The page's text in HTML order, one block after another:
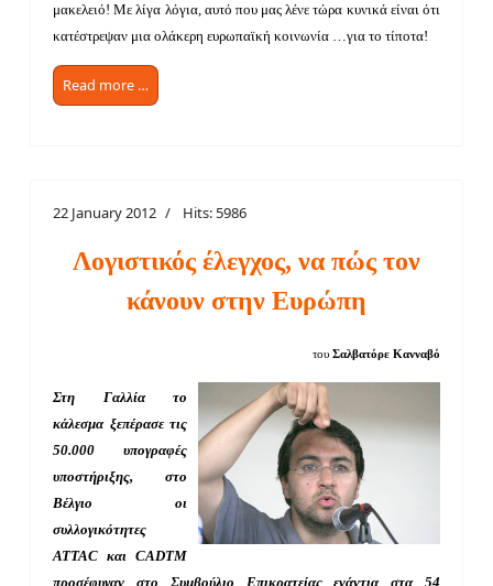
μακελειό! Με λίγα λόγια, αυτό που μας λένε τώρα κυνικά είναι ότι
κατέστρεψαν μια ολάκερη ευρωπαϊκή κοινωνία …για το τίποτα!
Read more …
22 January 2012 Hits: 5986
Λογιστικός έλεγχος, να πώς τον
κάνουν στην Ευρώπη
του Σαλβατόρε Κανναβό
Στη Γαλλία το
κάλεσμα ξεπέρασε τις
50.000 υπογραφές
υποστήριξης, στο
Βέλγιο οι
συλλογικότητες
ATTAC και CADTM
προσέφυγαν στο Συμβούλιο Επικρατείας ενάντια στα 54